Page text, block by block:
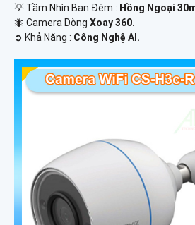
💡 Tầm Nhìn Ban Đêm : Hồng Ngoại
🐜 Camera Dòng Xoay 360.
️➲ Khả Năng : Công Nghệ AI.